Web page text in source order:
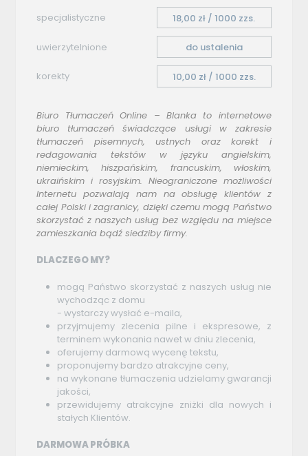
specjalistyczne 18,00 zł / 1000 zzs.
uwierzytelnione do ustalenia
korekty 10,00 zł / 1000 zzs.
Biuro Tłumaczeń Online – Blanka to internetowe
biuro tłumaczeń świadczące usługi w zakresie
tłumaczeń pisemnych, ustnych oraz korekt i
redagowania tekstów w języku angielskim,
niemieckim, hiszpańskim, francuskim, włoskim,
ukraińskim i rosyjskim. Nieograniczone możliwości
Internetu pozwalają nam na obsługę klientów z
całej Polski i zagranicy, dzięki czemu mogą Państwo
skorzystać z naszych usług bez względu na miejsce
zamieszkania bądź siedziby firmy.
DLACZEGO MY?
mogą Państwo skorzystać z naszych usług nie
wychodząc z domu
- wystarczy wysłać e-maila,
przyjmujemy zlecenia pilne i ekspresowe, z
terminem wykonania nawet w dniu zlecenia,
oferujemy darmową wycenę tekstu,
proponujemy bardzo atrakcyjne ceny,
na wykonane tłumaczenia udzielamy gwarancji
jakości,
przewidujemy atrakcyjne zniżki dla nowych i
stałych Klientów.
DARMOWA PRÓBKA